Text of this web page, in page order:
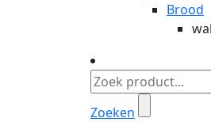
Brood
Zoeken